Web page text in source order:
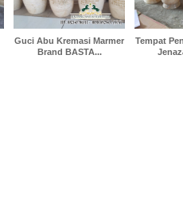
Guci Abu Kremasi Marmer
Brand BASTA...
Tempat